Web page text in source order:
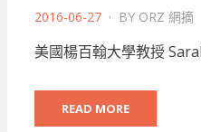
POSTED
2016-06-27 BY ORZ 網摘
美國楊百翰大學教授
READ MORE